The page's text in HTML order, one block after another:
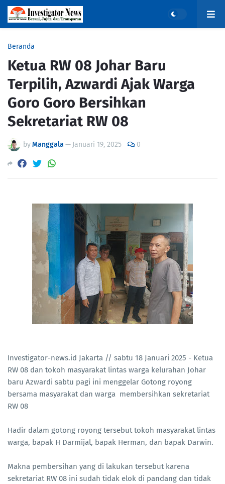
Beranda
Ketua RW 08 Johar Baru
Terpilih, Azwardi Ajak Warga
Goro Goro Bersihkan
Sekretariat RW 08
byManggala — Januari 19, 2025 0
Investigator-news.id Jakarta // sabtu 18 Januari 2025 - Ketua
RW 08 dan tokoh masyarakat lintas warga kelurahan Johar
baru Azwardi sabtu pagi ini menggelar Gotong royong
bersama masyarakat dan warga membersihkan sekretariat
RW 08
Hadir dalam gotong royong tersebut tokoh masyarakat lintas
warga, bapak H Darmijal, bapak Herman, dan bapak Darwin.
Makna pembersihan yang di lakukan tersebut karena
sekretariat RW 08 ini sudah tidak elok di pandang dan tidak